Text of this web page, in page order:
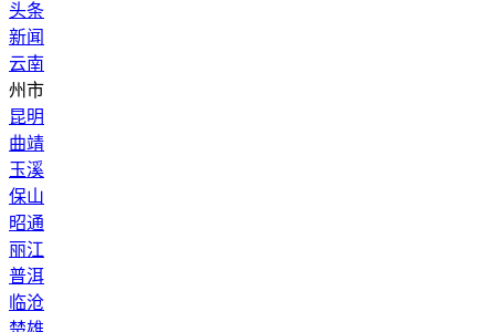
头条
新闻
云南
州市
昆明
曲靖
玉溪
保山
昭通
丽江
普洱
临沧